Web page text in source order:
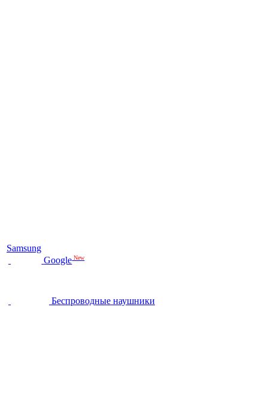
Samsung
Google New
Беспроводные наушники